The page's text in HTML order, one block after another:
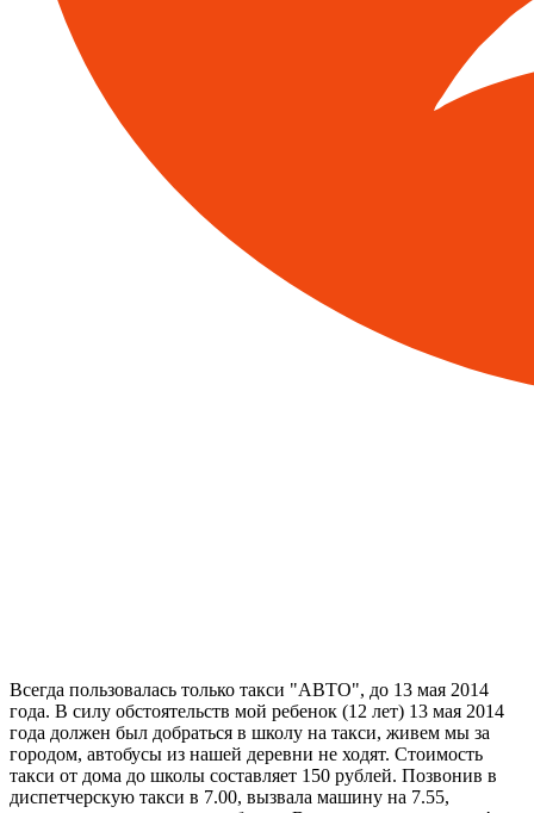
Всегда пользовалась только такси "АВТО", до 13 мая 2014
года. В силу обстоятельств мой ребенок (12 лет) 13 мая 2014
года должен был добраться в школу на такси, живем мы за
городом, автобусы из нашей деревни не ходят. Стоимость
такси от дома до школы составляет 150 рублей. Позвонив в
диспетчерскую такси в 7.00, вызвала машину на 7.55,